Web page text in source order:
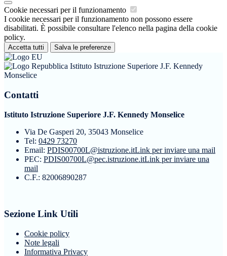
Cookie necessari per il funzionamento
I cookie necessari per il funzionamento non possono essere
disabilitati. È possibile consultare l'elenco nella pagina della cookie
policy.
Accetta tutti Salva le preferenze
Istituto Istruzione Superiore J.F. Kennedy
Monselice
Contatti
Istituto Istruzione Superiore J.F. Kennedy Monselice
Via De Gasperi 20, 35043 Monselice
Tel: 0429 73270
Email: PDIS00700L@istruzione.itLink per inviare una mail
PEC: PDIS00700L@pec.istruzione.itLink per inviare una
mail
C.F.: 82006890287
Sezione Link Utili
Cookie policy
Note legali
Informativa Privacy